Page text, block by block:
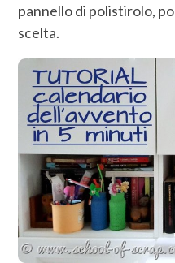
pannello di polistirolo,
scelta.